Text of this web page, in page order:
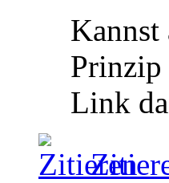
Kannst
Prinzip
Link